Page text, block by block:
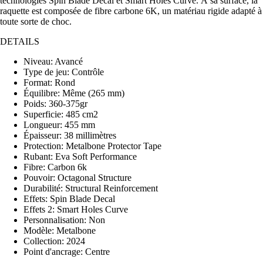
raquette est composée de fibre carbone 6K, un matériau rigide adapté à
toute sorte de choc.
DETAILS
Niveau: Avancé
Type de jeu: Contrôle
Format: Rond
Équilibre: Même (265 mm)
Poids: 360-375gr
Superficie: 485 cm2
Longueur: 455 mm
Épaisseur: 38 millimètres
Protection: Metalbone Protector Tape
Rubant: Eva Soft Performance
Fibre: Carbon 6k
Pouvoir: Octagonal Structure
Durabilité: Structural Reinforcement
Effets: Spin Blade Decal
Effets 2: Smart Holes Curve
Personnalisation: Non
Modèle: Metalbone
Collection: 2024
Point d'ancrage: Centre